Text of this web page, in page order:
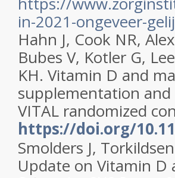
in-2021-ongeveer-
Hahn J, Cook NR,
Bubes V, Kotler G,
KH. Vitamin D and
supplementation
VITAL randomized
https://doi.org/
Smolders J,
Update on Vitamin D